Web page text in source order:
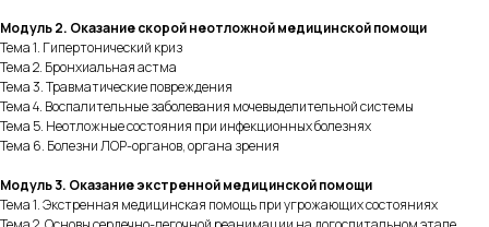
Модуль 2. Оказание скорой неотложной медицинской помощи
Тема 1. Гипертонический криз
Тема 2. Бронхиальная астма
Тема 3. Травматические повреждения
Тема 4. Воспалительные заболевания мочевыделительной системы
Тема 5. Неотложные состояния при инфекционных болезнях
Тема 6. Болезни ЛОР-органов, органа зрения
Модуль 3. Оказание экстренной медицинской помощи
Тема 1. Экстренная медицинская помощь при угрожающих состояниях